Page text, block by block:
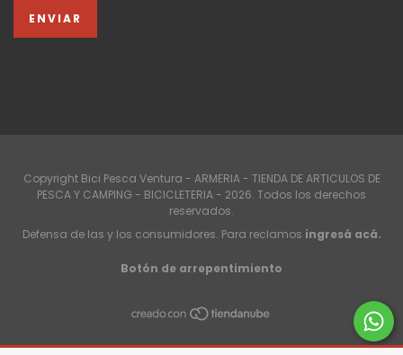
Copyright Bici Pesca Ventura - ARMERIA - TIENDA DE ARTICULOS DE
PESCA Y CAMPING - BICICLETERIA - 2026. Todos los derechos
reservados.
Defensa de las y los consumidores. Para reclamos ingresá acá.
Botón de arrepentimiento